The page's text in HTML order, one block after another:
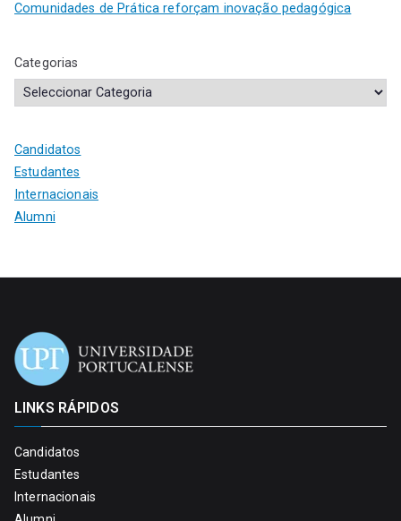
Comunidades de Prática reforçam inovação pedagógica
Categorias
Candidatos
Estudantes
Internacionais
Alumni
LINKS RÁPIDOS
Candidatos
Estudantes
Internacionais